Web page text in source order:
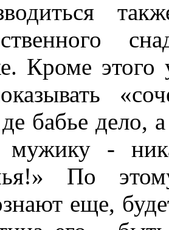
Кроме этого
бабье дело,
мужику -
По
еще,